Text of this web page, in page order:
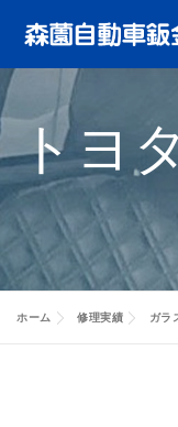
テ
ン
ツ
へ
ス
ッ
プ
鈑金塗装
ヘッドライトリペア
特選中古車
キャッシュバック
お客様の声 会
トヨ
ホーム 修理実績 ガラ